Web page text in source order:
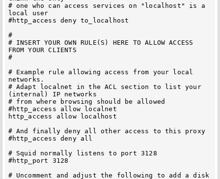
# one who can access services on "localhost" is a
local user
#http_access deny to_localhost
#
# INSERT YOUR OWN RULE(S) HERE TO ALLOW ACCESS
FROM YOUR CLIENTS
#
# Example rule allowing access from your local
networks.
# Adapt localnet in the ACL section to list your
(internal) IP networks
# from where browsing should be allowed
#http_access allow localnet
http_access allow localhost
# And finally deny all other access to this proxy
#http_access deny all
# Squid normally listens to port 3128
#http_port 3128
# Uncomment and adjust the following to add a disk